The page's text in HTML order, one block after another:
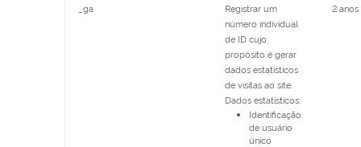
_ga
Registrar um
número individual
de ID cujo
propósito é gerar
dados estatísticos
de visitas ao site.
Dados estatísticos:
Identificação
de usuário
único
2 anos